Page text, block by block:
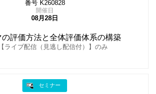
番号 K260828
開催日
08月28日
評価方法と全体評価体系の構築
ライブ配信（見逃し配信付）】のみ
セミナー